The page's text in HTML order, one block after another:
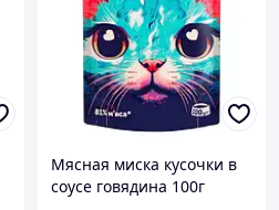
Мясная миска кусочки в
соусе говядина 100г